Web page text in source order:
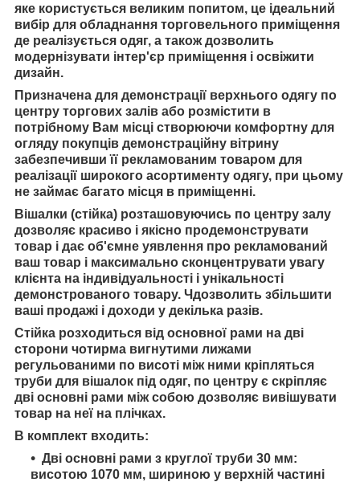
яке користується великим попитом, це ідеальний
вибір для обладнання торговельного приміщення
де реалізується одяг, а також дозволить
модернізувати інтер'єр приміщення і освіжити
дизайн.
Призначена для демонстрації верхнього одягу по
центру торгових залів або розмістити в
потрібному Вам місці створюючи комфортну для
огляду покупців демонстраційну вітрину
забезпечивши її рекламованим товаром для
реалізації широкого асортименту одягу, при цьому
не займає багато місця в приміщенні.
Вішалки (стійка) розташовуючись по центру залу
дозволяє красиво і якісно продемонструвати
товар і дає об'ємне уявлення про рекламований
ваш товар і максимально сконцентрувати увагу
клієнта на індивідуальності і унікальності
демонстрованого товару. Чдозволить збільшити
ваші продажі і доходи у декілька разів.
Стійка розходиться від основної рами на дві
сторони чотирма вигнутими лижами
регульованими по висоті між ними кріпляться
труби для вішалок під одяг, по центру є скріпляє
дві основні рами між собою дозволяє вивішувати
товар на неї на плічках.
В комплект входить:
Дві основні рами з круглої труби 30 мм:
висотою 1070 мм, шириною у верхній частині